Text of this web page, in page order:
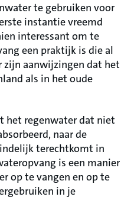
te gebruiken voor
instantie vreemd
interessant om te
een praktijk is die al
zijn aanwijzingen dat het
als in het oude
het regenwater dat niet
naar de
terechtkomt in
is een manier
op te vangen en op te
in je